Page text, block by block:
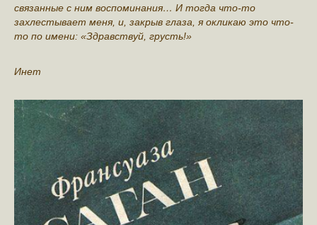
связанные с ним воспоминания… И тогда что-то
захлестывает меня, и, закрыв глаза, я окликаю это что-
то по имени: «Здравствуй, грусть!»
Инет